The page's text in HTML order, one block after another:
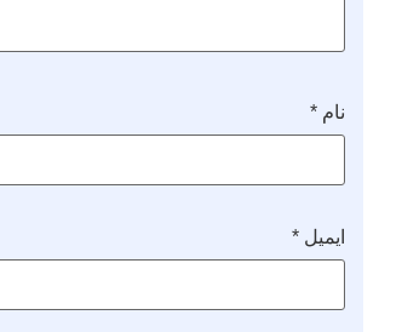
نام *
ایمیل *